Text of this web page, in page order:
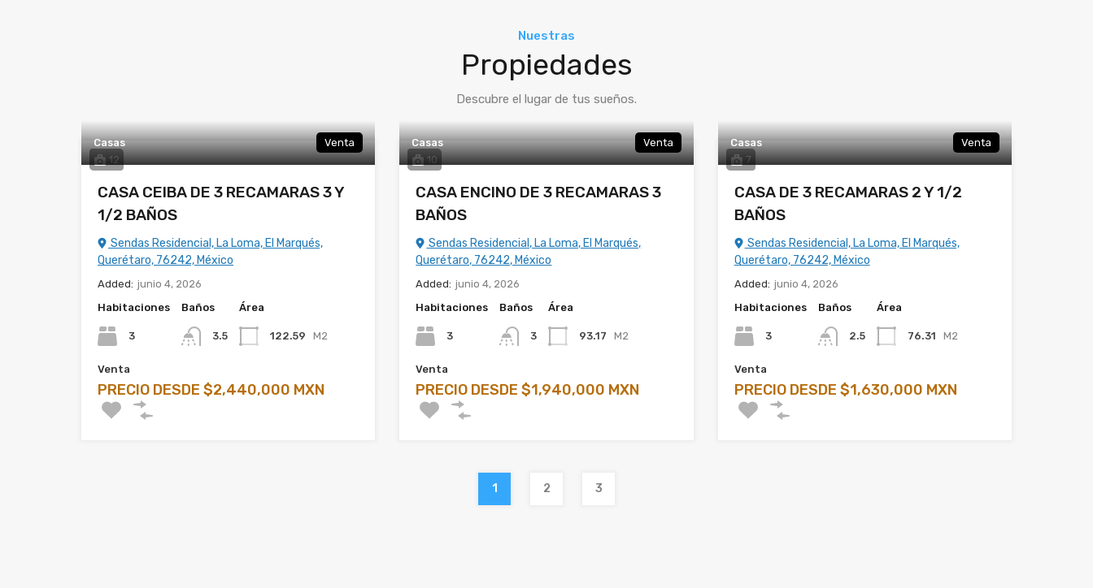
Nuestras
Propiedades
Descubre el lugar de tus sueños.
12
Casas Venta
CASA CEIBA DE 3 RECAMARAS 3 Y
1/2 BAÑOS
Sendas Residencial, La Loma, El Marqués,
Querétaro, 76242, México
Added: junio 4, 2026
Habitaciones
3
Baños
3.5
Área
122.59 M2
Venta
PRECIO DESDE $2,440,000 MXN
10
Casas Venta
CASA ENCINO DE 3 RECAMARAS 3
BAÑOS
Sendas Residencial, La Loma, El Marqués,
Querétaro, 76242, México
Added: junio 4, 2026
Habitaciones
3
Baños
3
Área
93.17 M2
Venta
PRECIO DESDE $1,940,000 MXN
7
Casas Venta
CASA DE 3 RECAMARAS 2 Y 1/2
BAÑOS
Sendas Residencial, La Loma, El Marqués,
Querétaro, 76242, México
Added: junio 4, 2026
Habitaciones
3
Baños
2.5
Área
76.31 M2
Venta
PRECIO DESDE $1,630,000 MXN
1 2 3